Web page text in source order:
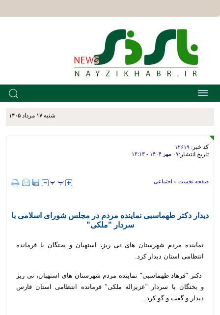
شنبه ۱۷ مرداد ۱۴۰۵
کد خبر: ۱۲۶۱۹
تاریخ انتشار:۰۷ مهر ۱۴۰۴ - ۱۳:۱۳
صفحه نخست » اجتماعی
دیدار دکتر طهماسبی نماینده مردم در مجلس شورای اسلامی با
سردار "ملکی"
نماینده مردم شهرستان های نی ریز، استهبان و بختگان با فرمانده
انتظامی استان دیدار کرد.
دکتر "فرهاد طهماسبی" نماینده مردم شهرستان های استهبان، نی ریز
و بختگان با سردار "عزیزاله ملکی" فرمانده انتظامی استان فارس
دیدار و گفت و گو کرد.